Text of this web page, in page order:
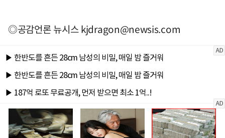
◎공감언론 뉴시스kjdragon@newsis.com